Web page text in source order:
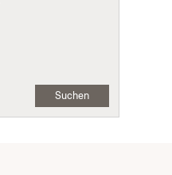
Suchen